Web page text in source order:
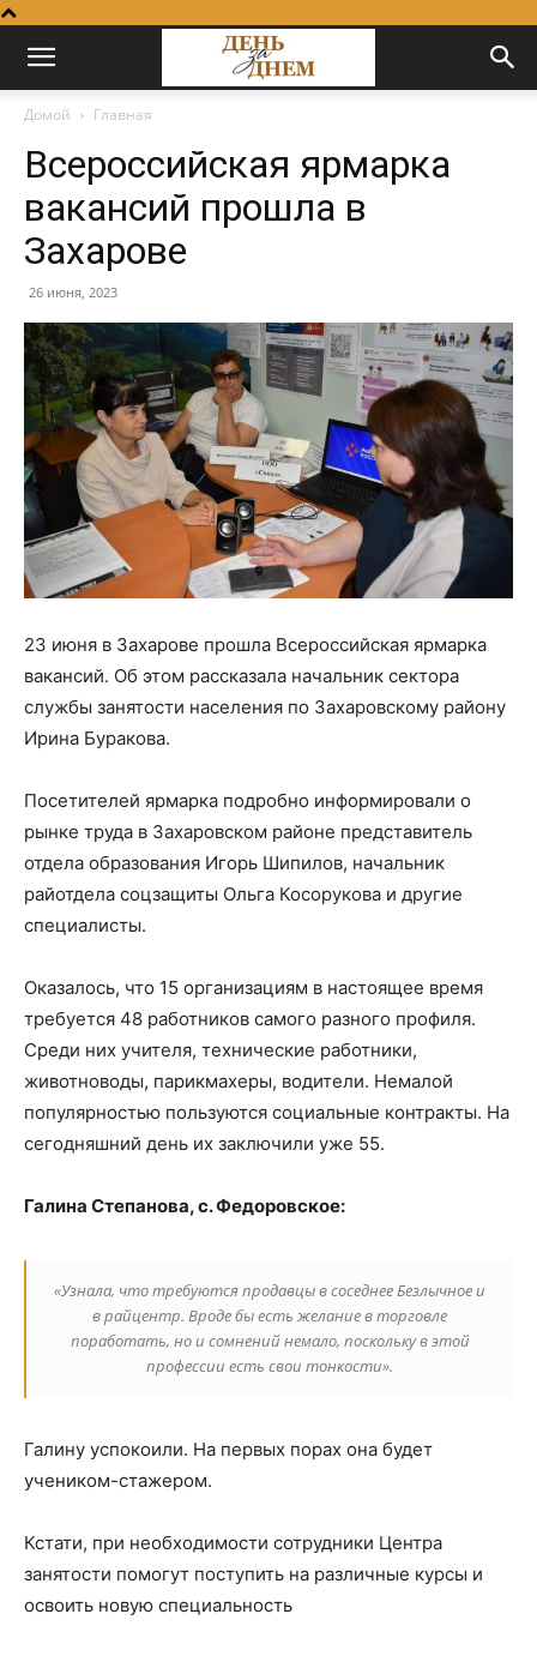
Домой Главная
Всероссийская ярмарка
вакансий прошла в
Захарове
26 июня, 2023
23 июня в Захарове прошла Всероссийская ярмарка
вакансий. Об этом рассказала начальник сектора
службы занятости населения по Захаровскому району
Ирина Буракова.
Посетителей ярмарка подробно информировали о
рынке труда в Захаровском районе представитель
отдела образования Игорь Шипилов, начальник
райотдела соцзащиты Ольга Косорукова и другие
специалисты.
Оказалось, что 15 организациям в настоящее время
требуется 48 работников самого разного профиля.
Среди них учителя, технические работники,
животноводы, парикмахеры, водители. Немалой
популярностью пользуются социальные контракты. На
сегодняшний день их заключили уже 55.
Галина Степанова, с. Федоровское:
«Узнала, что требуются продавцы в соседнее Безлычное и
в райцентр. Вроде бы есть желание в торговле
поработать, но и сомнений немало, поскольку в этой
профессии есть свои тонкости».
Галину успокоили. На первых порах она будет
учеником-стажером.
Кстати, при необходимости сотрудники Центра
занятости помогут поступить на различные курсы и
освоить новую специальность